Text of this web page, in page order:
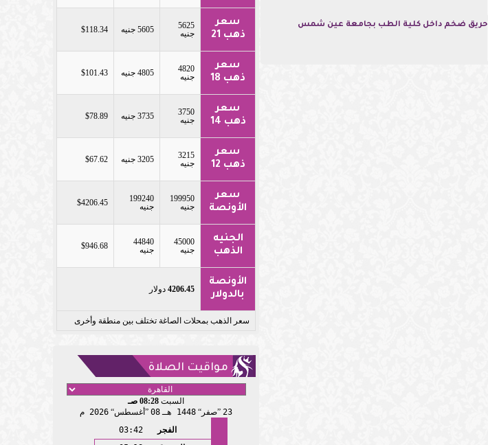
حريق ضخم داخل كلية الطب بجامعة عين شمس
سعر
ذهب 21
5625
جنيه
5605 جنيه $118.34
سعر
ذهب 18
4820
جنيه
4805 جنيه $101.43
سعر
ذهب 14
3750
جنيه
3735 جنيه $78.89
سعر
ذهب 12
3215
جنيه
3205 جنيه $67.62
سعر
الأونصة
199950
جنيه
199240
جنيه
$4206.45
الجنيه
الذهب
45000
جنيه
44840
جنيه
$946.68
الأونصة
بالدولار
4206.45 دولار
سعر الذهب بمحلات الصاغة تختلف بين منطقة وأخرى
مواقيت الصلاة
السبت 08:28 صـ
23 صفر 1448 هـ 08 أغسطس 2026 م
الفجر
03:42